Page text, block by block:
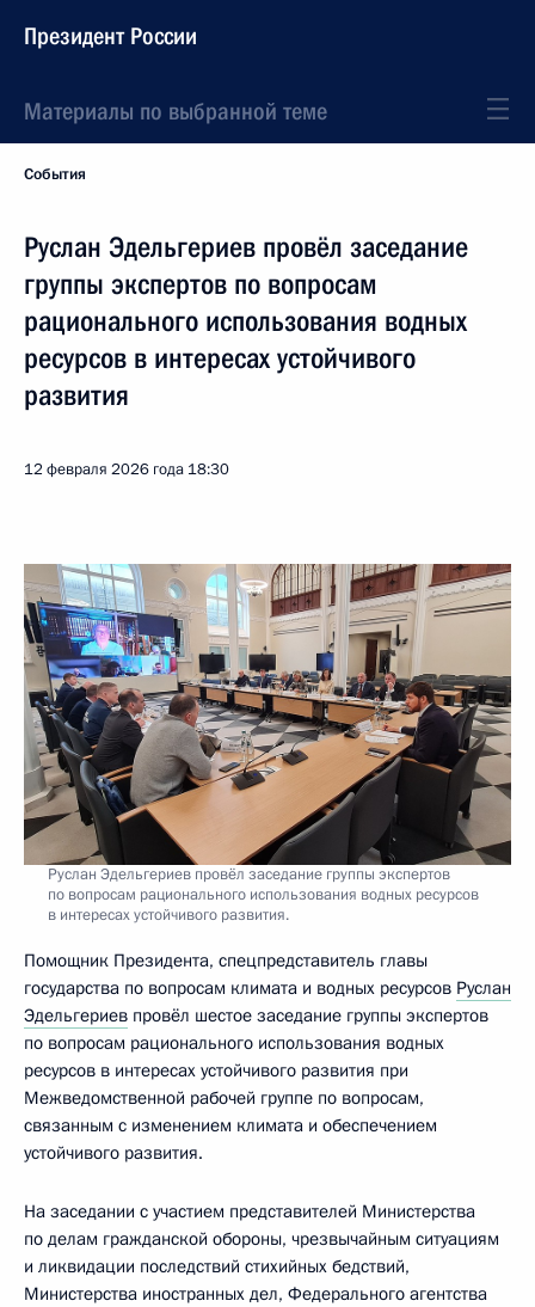
Президент России
Материалы по выбранной теме
События
Руслан Эдельгериев провёл заседание
группы экспертов по вопросам
рационального использования водных
ресурсов в интересах устойчивого
развития
12 февраля 2026 года 18:30
Руслан Эдельгериев провёл заседание группы экспертов
по вопросам рационального использования водных ресурсов
в интересах устойчивого развития.
Помощник Президента, спецпредставитель главы
государства по вопросам климата и водных ресурсов Руслан
Эдельгериев провёл шестое заседание группы экспертов
по вопросам рационального использования водных
ресурсов в интересах устойчивого развития при
Межведомственной рабочей группе по вопросам,
связанным с изменением климата и обеспечением
устойчивого развития.
На заседании с участием представителей Министерства
по делам гражданской обороны, чрезвычайным ситуациям
и ликвидации последствий стихийных бедствий,
Министерства иностранных дел, Федерального агентства